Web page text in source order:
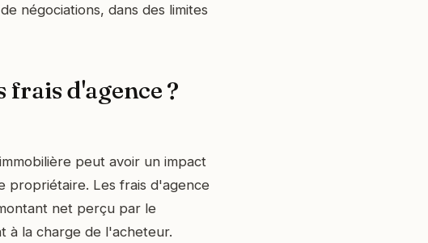
négociations, dans des limites
frais d'agence ?
peut avoir un impact
propriétaire. Les frais d'agence
net perçu par le
à la charge de l'acheteur.